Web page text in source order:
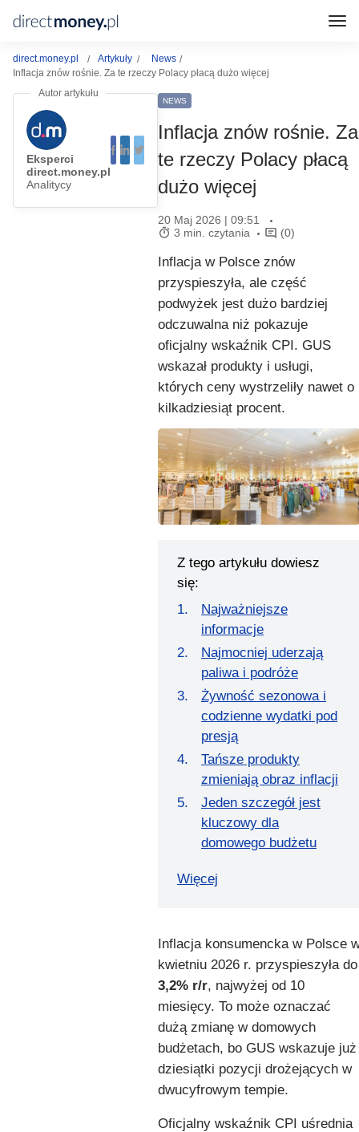
direct.money.pl Artykuły
News
Inflacja znów rośnie. Za te rzeczy Polacy płacą dużo więcej
Eksperci
direct.money.pl
Analitycy
NEWS
Inflacja znów rośnie. Za
te rzeczy Polacy płacą
dużo więcej
20 Maj 2026 | 09:51
3 min. czytania
(0)
Inflacja w Polsce znów
przyspieszyła, ale część
podwyżek jest dużo bardziej
odczuwalna niż pokazuje
oficjalny wskaźnik CPI. GUS
wskazał produkty i usługi,
których ceny wystrzeliły nawet o
kilkadziesiąt procent.
Z tego artykułu dowiesz
się:
Najważniejsze
informacje
Najmocniej uderzają
paliwa i podróże
Żywność sezonowa i
codzienne wydatki pod
presją
Tańsze produkty
zmieniają obraz inflacji
Jeden szczegół jest
kluczowy dla
domowego budżetu
Więcej
Inflacja konsumencka w Polsce
kwietniu 2026 r. przyspieszyła do
3,2% r/r, najwyżej od 10
miesięcy. To może oznaczać
dużą zmianę w domowych
budżetach, bo GUS wskazuje już
dziesiątki pozycji drożejących w
dwucyfrowym tempie.
Oficjalny wskaźnik CPI uśrednia